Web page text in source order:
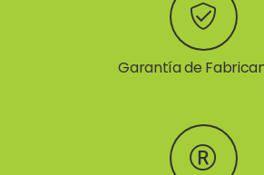
Garantía de